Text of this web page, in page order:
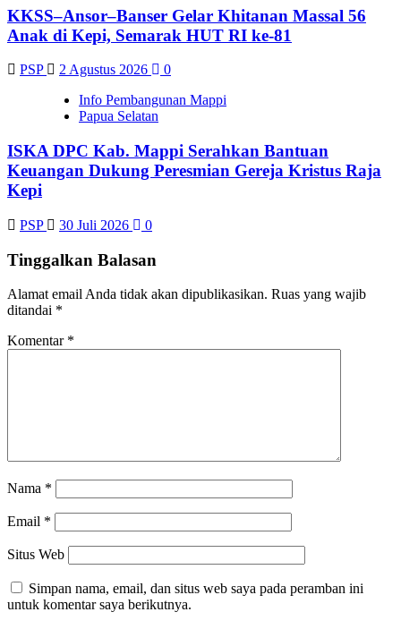
KKSS–Ansor–Banser Gelar Khitanan Massal 56
Anak di Kepi, Semarak HUT RI ke-81
PSP 2 Agustus 2026
0
Info Pembangunan Mappi
Papua Selatan
ISKA DPC Kab. Mappi Serahkan Bantuan
Keuangan Dukung Peresmian Gereja Kristus Raja
Kepi
PSP 30 Juli 2026 0
Tinggalkan Balasan
Alamat email Anda tidak akan dipublikasikan. Ruas yang wajib
ditandai *
Komentar *
Nama *
Email *
Situs Web
Simpan nama, email, dan situs web saya pada peramban ini
untuk komentar saya berikutnya.